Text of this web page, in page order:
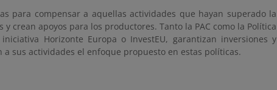
para compensar a aquellas actividades que hayan superado la
crean apoyos para los productores. Tanto la PAC como la Política
Horizonte Europa o InvestEU, garantizan inversiones y
sus actividades el enfoque propuesto en estas políticas.